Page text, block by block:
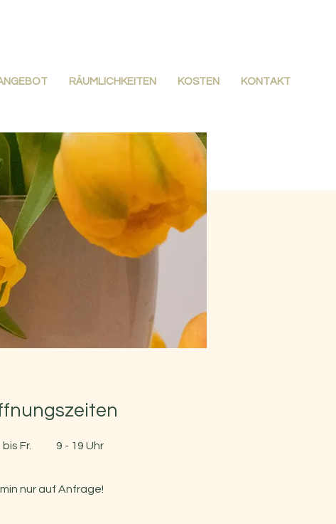
RÄUMLICHKEITEN KOSTEN KONTAKT
bis Fr. 9 - 19 Uhr
nur auf Anfrage!